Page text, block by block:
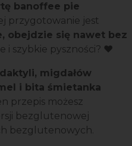
banoffee pie
przygotowanie jest
obejdzie się nawet bez
i szybkie pyszności? ❤️
migdałów
i bita śmietanka
przepis możesz
bezglutenowej
bezglutenowych.